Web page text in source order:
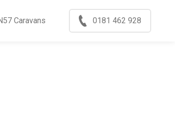
Caravans 0181 462 928